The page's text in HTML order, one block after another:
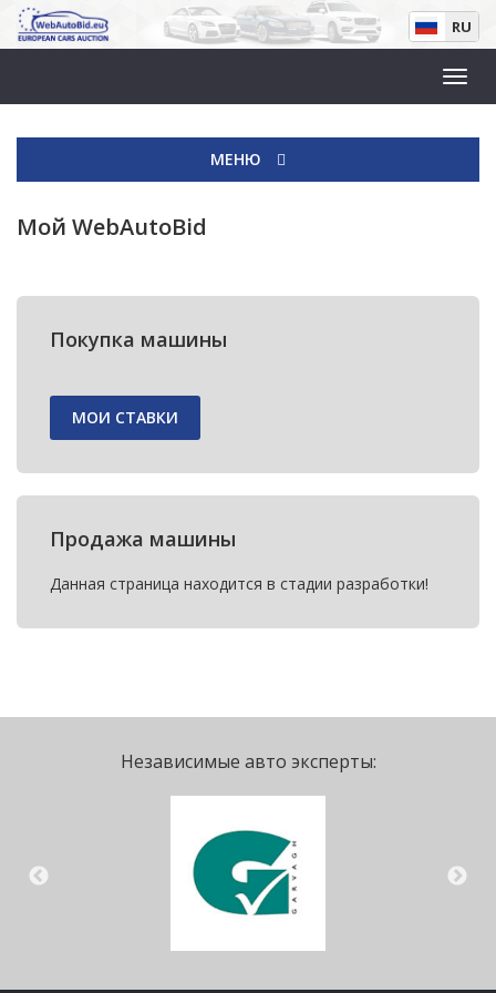
RU
МЕНЮ
Мой WebAutoBid
Покупка машины
МОИ СТАВКИ
Продажа машины
Данная страница находится в стадии разработки!
Независимые авто эксперты: